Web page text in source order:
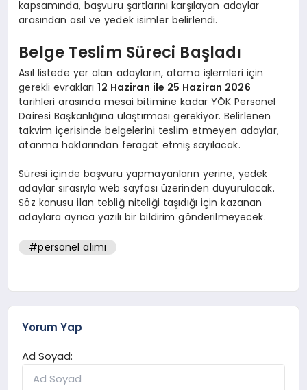
kapsamında, başvuru şartlarını karşılayan adaylar
arasından asıl ve yedek isimler belirlendi.
Belge Teslim Süreci Başladı
Asıl listede yer alan adayların, atama işlemleri için
gerekli evrakları12 Haziran ile 25 Haziran 2026
tarihleri arasında mesai bitimine kadar YÖK Personel
Dairesi Başkanlığına ulaştırması gerekiyor. Belirlenen
takvim içerisinde belgelerini teslim etmeyen adaylar,
atanma haklarından feragat etmiş sayılacak.
Süresi içinde başvuru yapmayanların yerine, yedek
adaylar sırasıyla web sayfası üzerinden duyurulacak.
Söz konusu ilan tebliğ niteliği taşıdığı için kazanan
adaylara ayrıca yazılı bir bildirim gönderilmeyecek.
#personel alımı
Yorum Yap
Ad Soyad: